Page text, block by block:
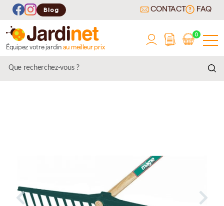
Blog CONTACT FAQ
Équipez votre jardin au meilleur prix
0